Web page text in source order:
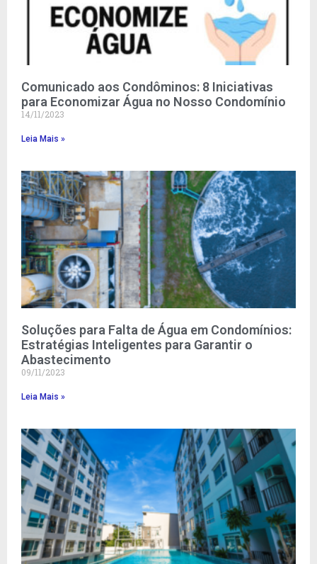
Comunicado aos Condôminos: 8 Iniciativas
para Economizar Água no Nosso Condomínio
14/11/2023
Leia Mais »
Soluções para Falta de Água em Condomínios:
Estratégias Inteligentes para Garantir o
Abastecimento
09/11/2023
Leia Mais »